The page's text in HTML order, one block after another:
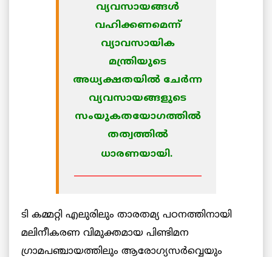
വ്യവസായങ്ങള്‍
വഹിക്കണമെന്ന്
വ്യാവസായിക
മന്ത്രിയുടെ
അധ്യക്ഷതയില്‍ ചേര്‍ന്ന
വ്യവസായങ്ങളുടെ
സംയുകതയോഗത്തില്‍
തത്വത്തില്‍
ധാരണയായി.
ടി കമ്മറ്റി എലുരിലും താരതമ്യ പഠനത്തിനായി
മലിനീകരണ വിമുക്തമായ പിണ്ടിമന
ഗ്രാമപഞ്ചായത്തിലും ആരോഗ്യസര്‍വ്വെയും